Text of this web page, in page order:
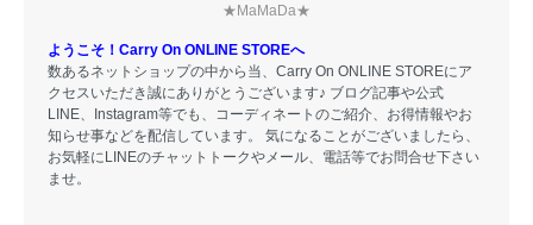
★MaMaDa★
ようこそ！Carry On ONLINE STOREへ
数あるネットショップの中から当、Carry On ONLINE STOREにア
クセスいただき誠にありがとうございます♪ ブログ記事や公式
LINE、Instagram等でも、コーディネートのご紹介、お得情報やお
知らせ事などを配信しています。 気になることがございましたら、
お気軽にLINEのチャットトークやメール、電話等でお問合せ下さい
ませ。